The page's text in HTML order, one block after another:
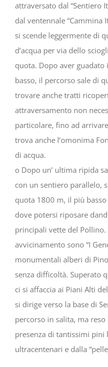
attraversato dal “Sentiero
dal ventennale “Cammina
si scende leggermente di
d’acqua per via dello
quota. Dopo aver
basso, il percorso sale di
trovare anche tratti
attraversamento non
particolare, fino ad
trova anche l’omonima
di acqua.
o Dopo un’ ultima ripida
con un sentiero parallelo,
quota 1800 m, il più
dove potersi riposare
principali vette del Pollino.
avvicinamento sono “I
monumentali alberi di
senza difficoltà. Superato
ci si affaccia ai Piani Alti
si dirige verso la base di
percorso in salita, ma
presenza di tantissimi
ultracentenari e dalla